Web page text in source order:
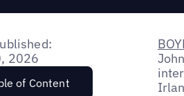
2026
of Content